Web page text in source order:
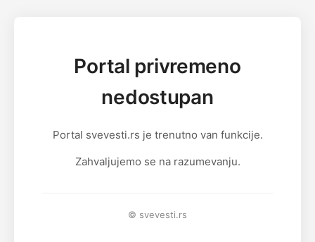
Portal privremeno
nedostupan
Portal svevesti.rs je trenutno van funkcije.
Zahvaljujemo se na razumevanju.
© svevesti.rs